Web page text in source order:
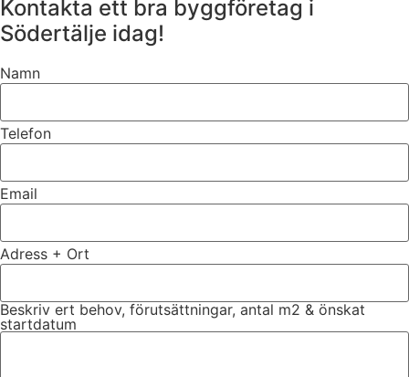
Kontakta ett bra byggföretag i
Södertälje idag!
Namn
Telefon
Email
Adress + Ort
Beskriv ert behov, förutsättningar, antal m2 & önskat
startdatum